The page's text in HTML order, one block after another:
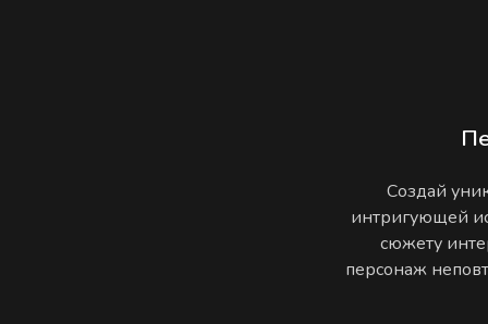
Создай
интригующей
сюжету
персонаж